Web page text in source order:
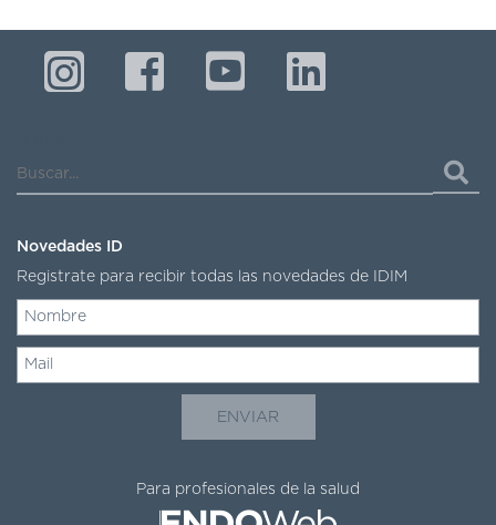
Para profesionales de la salud
Novedades ID
Registrate para recibir todas las novedades de IDIM